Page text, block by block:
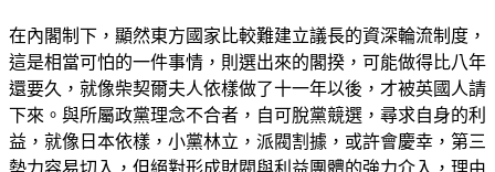
在內閣制下，顯然東方國家比較難建立議長的資深輪流制度，
這是相當可怕的一件事情，則選出來的閣揆，可能做得比八年
還要久，就像柴契爾夫人依樣做了十一年以後，才被英國人請
下來。與所屬政黨理念不合者，自可脫黨競選，尋求自身的利
益，就像日本依樣，小黨林立，派閥割據，或許會慶幸，第三
勢力容易切入，但絕對形成財閥與利益團體的強力介入，理由